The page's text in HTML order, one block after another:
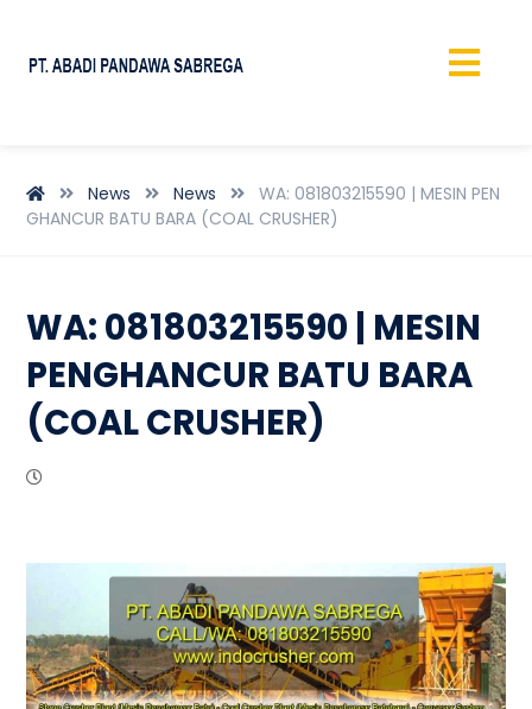
News News
WA: 081803215590 | MESIN PEN
GHANCUR BATU BARA (COAL CRUSHER)
WA: 081803215590 | MESIN
PENGHANCUR BATU BARA
(COAL CRUSHER)